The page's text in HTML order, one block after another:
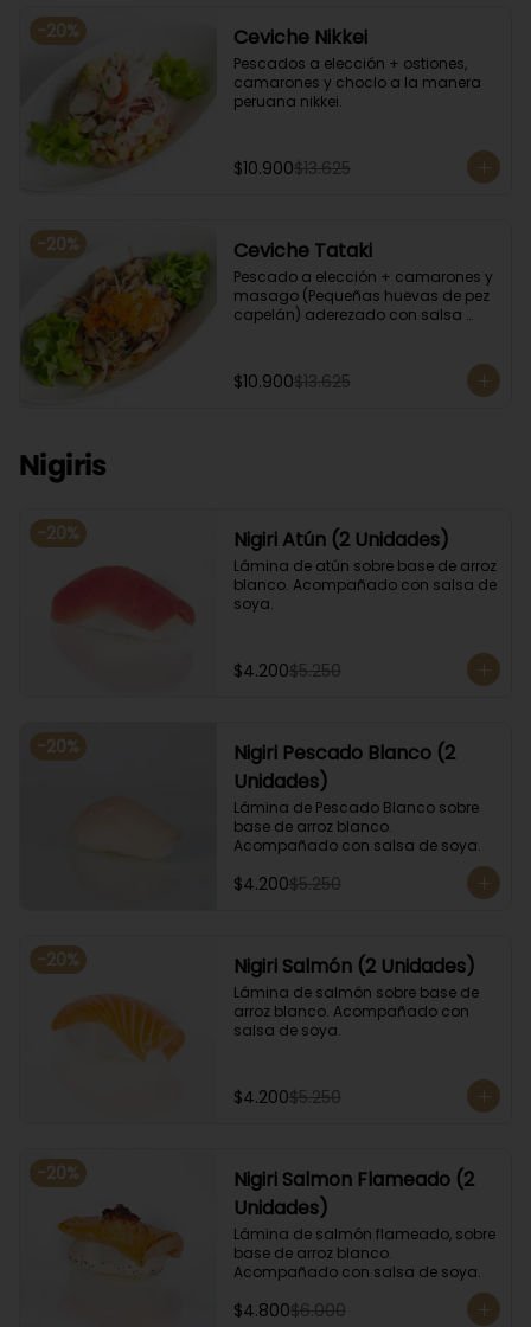
-20% Ceviche Nikkei
Pescados a elección + ostiones,
camarones y choclo a la manera
peruana nikkei.
$10.900$13.625
-20% Ceviche Tataki
Pescado a elección + camarones y
masago (Pequeñas huevas de pez
capelán) aderezado con salsa
$10.900$13.625
Nigiris
-20% Nigiri Atún (2 Unidades)
Lámina de atún sobre base de arroz
blanco. Acompañado con salsa de
soya.
$4.200$5.250
-20%
Nigiri Pescado Blanco (2
Unidades)
Lámina de Pescado Blanco sobre
base de arroz blanco.
Acompañado con salsa de soya.
$4.200$5.250
-20% Nigiri Salmón (2 Unidades)
Lámina de salmón sobre base de
arroz blanco. Acompañado con
salsa de soya.
$4.200$5.250
-20%
Nigiri Salmon Flameado (2
Unidades)
Lámina de salmón flameado, sobre
base de arroz blanco.
Acompañado con salsa de soya.
$4.800$6.000